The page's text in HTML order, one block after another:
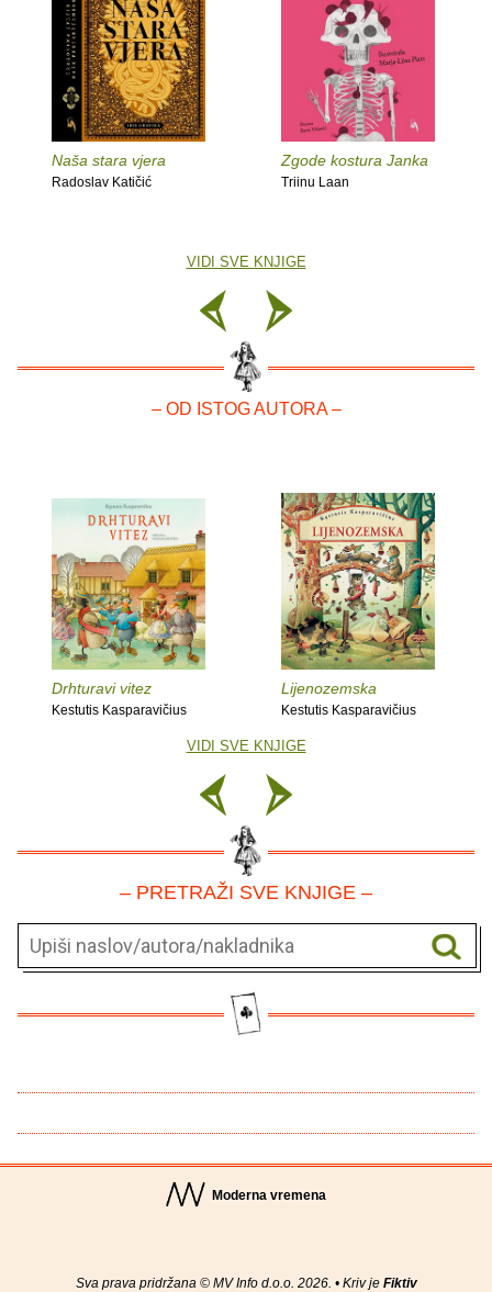
Naša stara vjera
Radoslav Katičić
Zgode kostura Janka
Triinu Laan
VIDI SVE KNJIGE
– OD ISTOG AUTORA –
Drhturavi vitez
Kestutis Kasparavičius
Lijenozemska
Kestutis Kasparavičius
VIDI SVE KNJIGE
– PRETRAŽI SVE KNJIGE –
Moderna vremena
Sva prava pridržana © MV Info d.o.o. 2026. • Kriv je Fiktiv